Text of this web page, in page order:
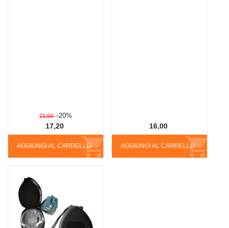
AGGIUNGI AL CARRELLO
21,50 -20%
17,20
AGGIUNGI AL CARRELLO
16,00